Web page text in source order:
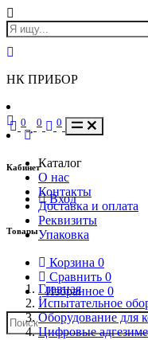
НК ПРИБОР
Кабинет
Вход
Товары
Корзина 0
Сравнить 0
Избранное 0
0 0 0
Каталог
О нас
Контакты
Доставка и оплата
Реквизиты
Упаковка
Главная
Испытательное
Оборудование для
Цифровые